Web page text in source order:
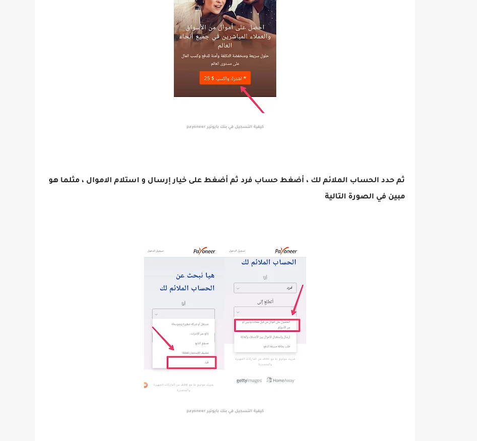
كيفية التسجيل في بنك بايونير ‏payoneer
ثم حدد الحساب الملائم لك ، أضغط حساب فرد ثم أضغط على خيار إرسال و استلام الاموال ، مثلما هو
مبين في الصورة التالية
كيفية التسجيل في بنك بايونير ‏payoneer